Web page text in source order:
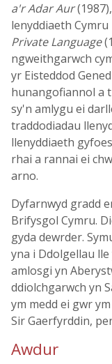
a'r Adar Aur(1987),
lenyddiaeth
Private Language
ngweithgarwch
yr Eisteddod
hunangofiannol a
sy'n amlygu ei
traddodiadau
llenyddiaeth
rhai a rannai ei
arno.
Dyfarnwyd gradd
Brifysgol Cymru.
gyda dewrder.
yna i Ddolgellau
amlosgi yn
ddiolchgarwch yn
ym medd ei gwr
Sir Gaerfyrddin,
Awdur